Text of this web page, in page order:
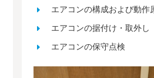
エアコンの構成および動作
エアコンの据付け・取外し
エアコンの保守点検